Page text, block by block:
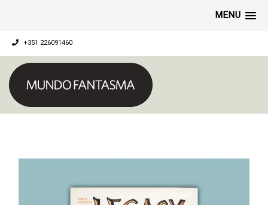
MENU
+351 226091460